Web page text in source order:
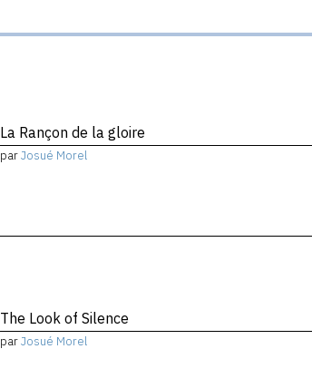
La Rançon de la gloire
parJosué Morel
The Look of Silence
parJosué Morel